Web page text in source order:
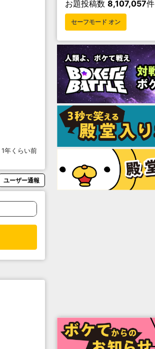
1年くらい前
ユーザー通報
お題投稿数 8,107,057件
セーフモード オン